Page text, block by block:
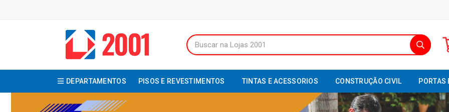
DEPARTAMENTOS PISOS E REVESTIMENTOS TINTAS E ACESSORIOS CONSTRUÇÃO CIVIL PORTAS